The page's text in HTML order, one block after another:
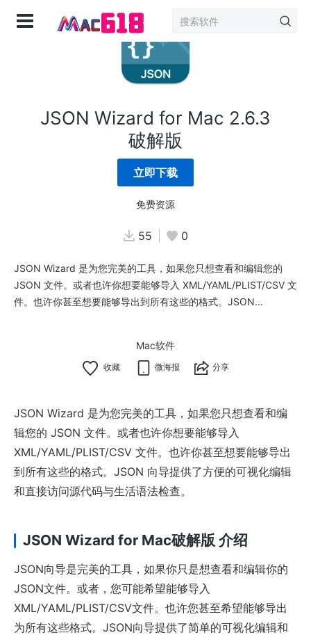
JSON Wizard for Mac 2.6.3
破解版
立即下载
免费资源
55 0
JSON Wizard 是为您完美的工具，如果您只想查看和编辑您的
JSON 文件。或者也许你想要能够导入 XML/YAML/PLIST/CSV 文
件。也许你甚至想要能够导出到所有这些的格式。JSON...
Mac软件
微海报 分享
JSON Wizard 是为您完美的工具，如果您只想查看和编
辑您的 JSON 文件。或者也许你想要能够导入
XML/YAML/PLIST/CSV 文件。也许你甚至想要能够导出
到所有这些的格式。JSON 向导提供了方便的可视化编辑
和直接访问源代码与生活语法检查。
JSON Wizard for Mac破解版 介绍
JSON向导是完美的工具，如果你只是想查看和编辑你的
JSON文件。或者，您可能希望能够导入
XML/YAML/PLIST/CSV文件。也许您甚至希望能够导出
为所有这些格式。JSON向导提供了简单的可视化编辑和